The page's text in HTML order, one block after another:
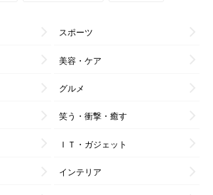
スポーツ
美容・ケア
グルメ
笑う・衝撃・癒す
ＩＴ・ガジェット
インテリア